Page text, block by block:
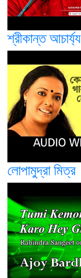
শ্রীকান্ত আচার্য্য
লোপামুদ্রা মিত্র